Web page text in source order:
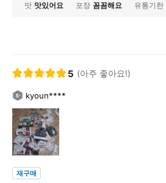
맛 맛있어요 포장 꼼꼼해요 유통기한
5 (아주 좋아요!)
kyoun****
재구매